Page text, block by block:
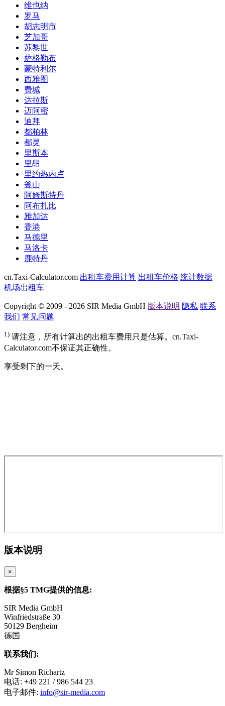
维也纳
罗马
胡志明市
芝加哥
苏黎世
萨格勒布
蒙特利尔
西雅图
费城
达拉斯
迈阿密
迪拜
都柏林
都灵
里斯本
里昂
里约热内卢
釜山
阿姆斯特丹
阿布扎比
雅加达
香港
马德里
马洛卡
鹿特丹
cn.Taxi-Calculator.com 出租车费用计算 出租车价格 统计数据
机场出租车
Copyright © 2009 - 2026 SIR Media GmbH 版本说明 隐私 联系
我们 常见问题
1) 请注意，所有计算出的出租车费用只是估算。cn.Taxi-
Calculator.com不保证其正确性。
享受剩下的一天。
版本说明
×
根据§5 TMG提供的信息:
SIR Media GmbH
Winfriedstraße 30
50129 Bergheim
德国
联系我们:
Mr Simon Richartz
电话: +49 221 / 986 544 23
电子邮件: info@sir-media.com